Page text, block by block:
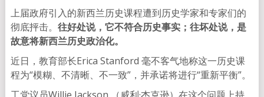
上届政府引入的新西兰历史课程遭到历史学家和专家们的
彻底抨击。 往好处说，它不符合历史事实；往坏处说，是
故意将新西兰历史政治化。
近日，教育部长Erica Stanford 毫不客气地称这一历史课
程为“模糊、不清晰、不一致”，并承诺将进行“重新平衡”。